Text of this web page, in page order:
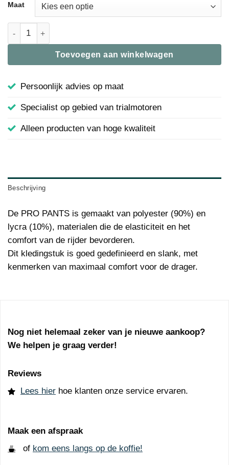
Maat
Broek Pro | Hebo | Rood | 24-HE3185R aantal
Toevoegen aan winkelwagen
Persoonlijk advies op maat
Specialist op gebied van trialmotoren
Alleen producten van hoge kwaliteit
Beschrijving
De PRO PANTS is gemaakt van polyester (90%) en
lycra (10%), materialen die de elasticiteit en het
comfort van de rijder bevorderen.
Dit kledingstuk is goed gedefinieerd en slank, met
kenmerken van maximaal comfort voor de drager.
Nog niet helemaal zeker van je nieuwe aankoop?
We helpen je graag verder!
Reviews
Lees hier hoe klanten onze service ervaren.
Maak een afspraak
of kom eens langs op de koffie!